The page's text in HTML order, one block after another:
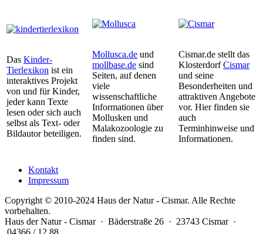
Das Kinder-
Tierlexikon ist ein
interaktives Projekt
von und für Kinder,
jeder kann Texte
lesen oder sich auch
selbst als Text- oder
Bildautor beteiligen.
Mollusca.de und
mollbase.de sind
Seiten, auf denen
viele
wissenschaftliche
Informationen über
Mollusken und
Malakozoologie zu
finden sind.
Cismar.de stellt das
KlosterdorfCismar
und seine
Besonderheiten und
attraktiven Angebote
vor. Hier finden sie
auch
Terminhinweise und
Informationen.
Kontakt
Impressum
Copyright © 2010-2024 Haus der Natur - Cismar. Alle Rechte
vorbehalten.
Haus der Natur - Cismar · Bäderstraße 26 · 23743 Cismar ·
04366 / 12 88